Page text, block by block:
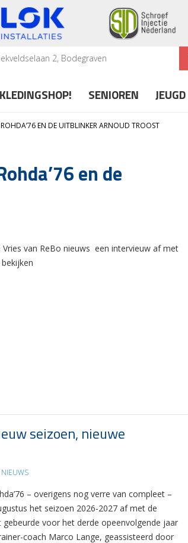
2, Bodegraven
KLEDINGSHOP! SENIOREN JEUGD
EN DE UITBLINKER ARNOUD TROOST
en de
van ReBo nieuws een intervieuw af met
seizoen, nieuwe
NIEUWS
– overigens nog verre van compleet –
het seizoen 2026-2027 af met de
gebeurde voor het derde opeenvolgende jaar
coach Marco Lange, geassisteerd door